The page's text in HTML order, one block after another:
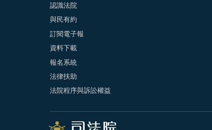
認識法院
與民有約
訂閱電子報
資料下載
報名系統
法律扶助
法院程序與訴訟權益